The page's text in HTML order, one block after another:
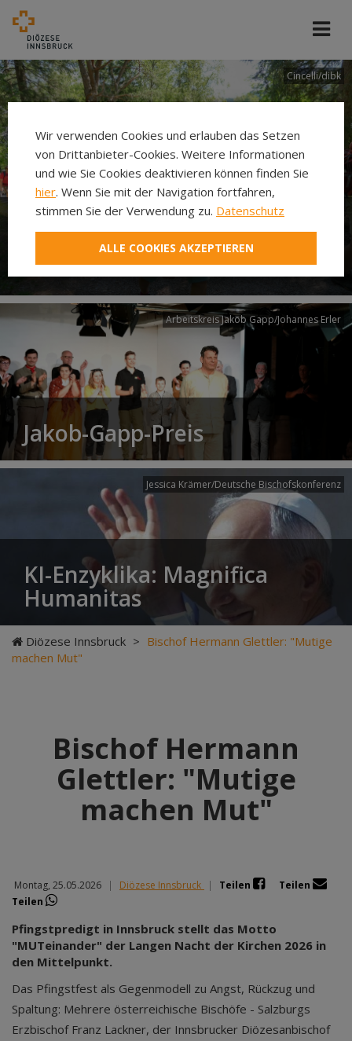
Cincelli/dibk
Neuer Pilgerweg Via
Laudato si’
Arbeitskreis Jakob Gapp/Johannes Erler
Jakob-Gapp-Preis
Jessica Krämer/Deutsche Bischofskonferenz
KI-Enzyklika: Magnifica
Humanitas
Diözese Innsbruck > Bischof Hermann Glettler: "Mutige
machen Mut"
Bischof Hermann
Glettler: "Mutige
machen Mut"
Montag, 25.05.2026 | Diözese Innsbruck | Teilen
Teilen
Teilen
Pfingstpredigt in Innsbruck stellt das Motto
"MUTeinander" der Langen Nacht der Kirchen 2026 in
den Mittelpunkt.
Das Pfingstfest als Gegenmodell zu Angst, Rückzug und
Spaltung: Mehrere österreichische Bischöfe - Salzburgs
Erzbischof Franz Lackner, der Innsbrucker Diözesanbischof
Wir verwenden Cookies und erlauben das Setzen
von Drittanbieter-Cookies. Weitere Informationen
und wie Sie Cookies deaktivieren können finden Sie
hier. Wenn Sie mit der Navigation fortfahren,
stimmen Sie der Verwendung zu. Datenschutz
ALLE COOKIES AKZEPTIEREN